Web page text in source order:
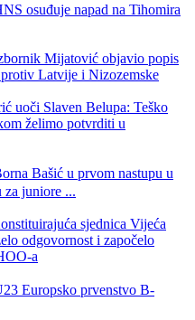
osuđuje napad na Tihomira
Mijatović objavio popis
Latvije i Nizozemske
uoči Slaven Belupa: Teško
želimo potvrditi u
Bašić u prvom nastupu u
za juniore ...
sjednica Vijeća
odgovornost i započelo
a
Europsko prvenstvo B-